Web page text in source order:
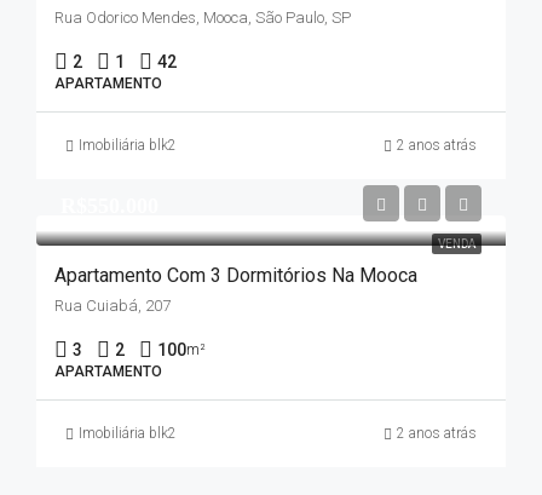
Rua Odorico Mendes, Mooca, São Paulo, SP
2 1 42
APARTAMENTO
Imobiliária blk2 2 anos atrás
VENDA
Apartamento Com 3 Dormitórios Na Mooca
Rua Cuiabá, 207
3 2 100m²
APARTAMENTO
Imobiliária blk2 2 anos atrás